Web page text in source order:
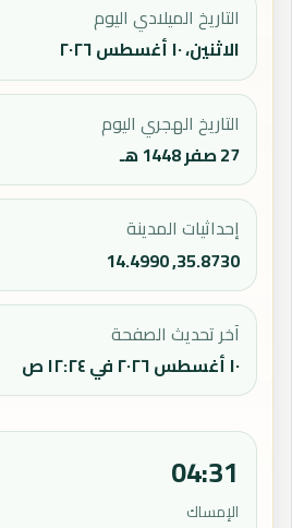
التاريخ الميلادي اليوم
الاثنين، ١٠ أغسطس ٢٠٢٦
التاريخ الهجري اليوم
27 صفر 1448 هـ
إحداثيات المدينة
35.8730, 14.4990
آخر تحديث الصفحة
١٠ أغسطس ٢٠٢٦ في ١٢:٢٤ ص
04:31
الإمساك